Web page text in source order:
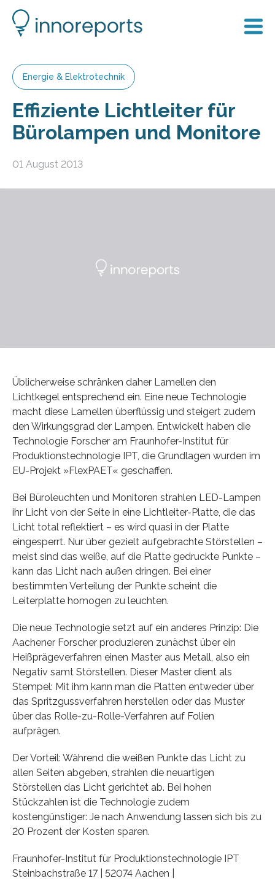
Energie & Elektrotechnik
Effiziente Lichtleiter für
Bürolampen und Monitore
01 August 2013
Üblicherweise schränken daher Lamellen den
Lichtkegel entsprechend ein. Eine neue Technologie
macht diese Lamellen überflüssig und steigert zudem
den Wirkungsgrad der Lampen. Entwickelt haben die
Technologie Forscher am Fraunhofer-Institut für
Produktionstechnologie IPT, die Grundlagen wurden im
EU-Projekt »FlexPAET« geschaffen.
Bei Büroleuchten und Monitoren strahlen LED-Lampen
ihr Licht von der Seite in eine Lichtleiter-Platte, die das
Licht total reflektiert – es wird quasi in der Platte
eingesperrt. Nur über gezielt aufgebrachte Störstellen –
meist sind das weiße, auf die Platte gedruckte Punkte –
kann das Licht nach außen dringen. Bei einer
bestimmten Verteilung der Punkte scheint die
Leiterplatte homogen zu leuchten.
Die neue Technologie setzt auf ein anderes Prinzip: Die
Aachener Forscher produzieren zunächst über ein
Heißprägeverfahren einen Master aus Metall, also ein
Negativ samt Störstellen. Dieser Master dient als
Stempel: Mit ihm kann man die Platten entweder über
das Spritzgussverfahren herstellen oder das Muster
über das Rolle-zu-Rolle-Verfahren auf Folien
aufprägen.
Der Vorteil: Während die weißen Punkte das Licht zu
allen Seiten abgeben, strahlen die neuartigen
Störstellen das Licht gerichtet ab. Bei hohen
Stückzahlen ist die Technologie zudem
kostengünstiger: Je nach Anwendung lassen sich bis zu
20 Prozent der Kosten sparen.
Fraunhofer-Institut für Produktionstechnologie IPT
Steinbachstraße 17 | 52074 Aachen |